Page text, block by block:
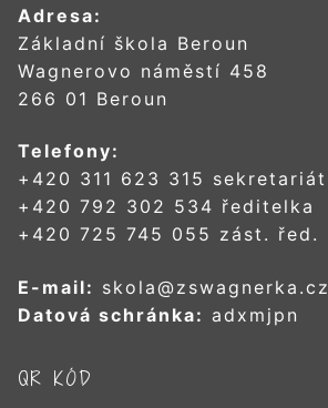
Adresa:
Základní škola Beroun
Wagnerovo náměstí 458
266 01 Beroun
Telefony:
+420 311 623 315 sekretariát
+420 792 302 534 ředitelka
+420 725 745 055 zást. řed.
E-mail: skola@zswagnerka.cz
Datová schránka: adxmjpn
QR KÓD